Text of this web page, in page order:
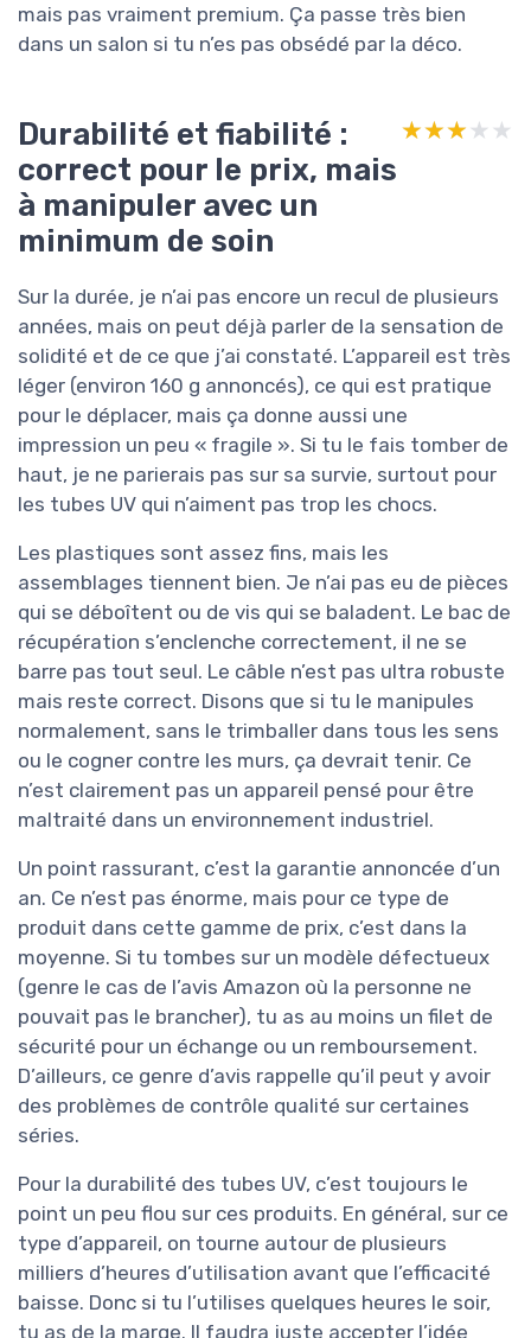
mais pas vraiment premium. Ça passe très bien
dans un salon si tu n’es pas obsédé par la déco.
Durabilité et fiabilité :
correct pour le prix, mais
à manipuler avec un
minimum de soin
★★★★★
★★★★★
Sur la durée, je n’ai pas encore un recul de plusieurs
années, mais on peut déjà parler de la sensation de
solidité et de ce que j’ai constaté. L’appareil est très
léger (environ 160 g annoncés), ce qui est pratique
pour le déplacer, mais ça donne aussi une
impression un peu « fragile ». Si tu le fais tomber de
haut, je ne parierais pas sur sa survie, surtout pour
les tubes UV qui n’aiment pas trop les chocs.
Les plastiques sont assez fins, mais les
assemblages tiennent bien. Je n’ai pas eu de pièces
qui se déboîtent ou de vis qui se baladent. Le bac de
récupération s’enclenche correctement, il ne se
barre pas tout seul. Le câble n’est pas ultra robuste
mais reste correct. Disons que si tu le manipules
normalement, sans le trimballer dans tous les sens
ou le cogner contre les murs, ça devrait tenir. Ce
n’est clairement pas un appareil pensé pour être
maltraité dans un environnement industriel.
Un point rassurant, c’est la garantie annoncée d’un
an. Ce n’est pas énorme, mais pour ce type de
produit dans cette gamme de prix, c’est dans la
moyenne. Si tu tombes sur un modèle défectueux
(genre le cas de l’avis Amazon où la personne ne
pouvait pas le brancher), tu as au moins un filet de
sécurité pour un échange ou un remboursement.
D’ailleurs, ce genre d’avis rappelle qu’il peut y avoir
des problèmes de contrôle qualité sur certaines
séries.
Pour la durabilité des tubes UV, c’est toujours le
point un peu flou sur ces produits. En général, sur ce
type d’appareil, on tourne autour de plusieurs
milliers d’heures d’utilisation avant que l’efficacité
baisse. Donc si tu l’utilises quelques heures le soir,
tu as de la marge. Il faudra juste accepter l’idée